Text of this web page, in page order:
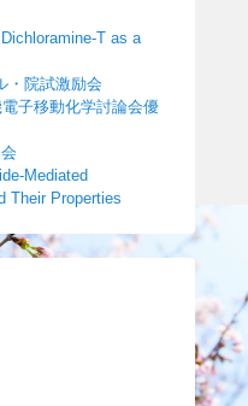
T as a
・院試激励会
子移動化学討論会優
Mediated
Their Properties